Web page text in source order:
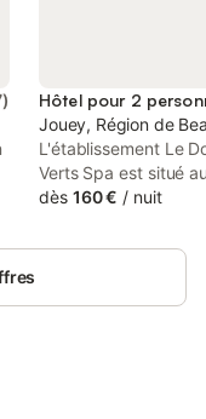
)
Hôtel pour 2
Jouey, Région de
L'établissement Le
Verts Spa est situé
Bourgogne, à
Vous devrez
dès 160 € / nuit